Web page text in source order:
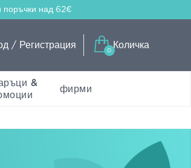
поръчки над 62€
/ Регистрация
0
Количка
&
фирми